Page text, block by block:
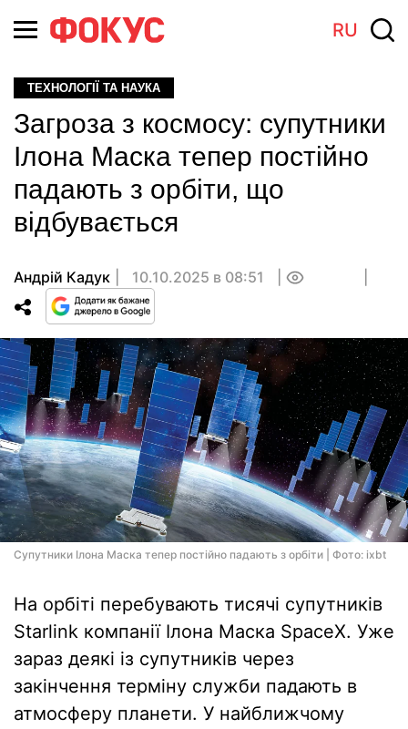
RU
ТЕХНОЛОГІЇ ТА НАУКА
Загроза з космосу: супутники
Ілона Маска тепер постійно
падають з орбіти, що
відбувається
Андрій Кадук 10.10.2025 в 08:51
Супутники Ілона Маска тепер постійно падають з орбіти | Фото: ixbt
На орбіті перебувають тисячі супутників
Starlink компанії Ілона Маска SpaceX. Уже
зараз деякі із супутників через
закінчення терміну служби падають в
атмосферу планети. У найближчому